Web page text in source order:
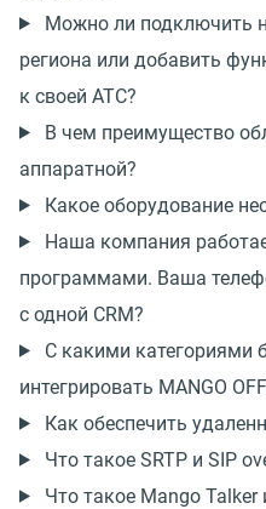
Можно ли подключить
региона или добавить
к своей АТС?
В чем преимущество
аппаратной?
Какое оборудование
Наша компания
программами. Ваша
с одной CRM?
С какими категориями
интегрировать MANGO
Как обеспечить
Что такое SRTP и SIP
Что такое Mango